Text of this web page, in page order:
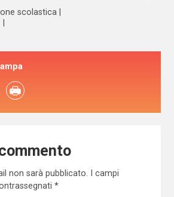
scolastica
non sarà pubblicato.
I campi
*